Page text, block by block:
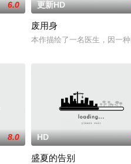
6.0 更新HD
废用身
本作描绘了一名医生，因一
8.0 HD
盛夏的告别